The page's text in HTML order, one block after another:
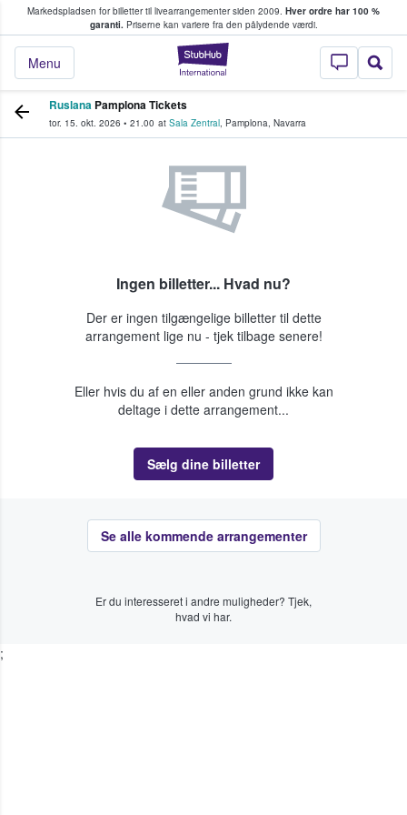
Markedspladsen for billetter til livearrangementer siden 2009. Hver ordre har 100 %
garanti.Priserne kan variere fra den pålydende værdi.
StubHub - Hvor
Menu
køber og sælger billetter
Ruslana Pamplona Tickets
tor. 15. okt. 2026 • 21.00 at Sala Zentral, Pamplona, Navarra
Ingen billetter... Hvad nu?
Der er ingen tilgængelige billetter til dette
arrangement lige nu - tjek tilbage senere!
Eller hvis du af en eller anden grund ikke kan
deltage i dette arrangement...
Sælg dine billetter
Se alle kommende arrangementer
Er du interesseret i andre muligheder? Tjek,
hvad vi har.
;